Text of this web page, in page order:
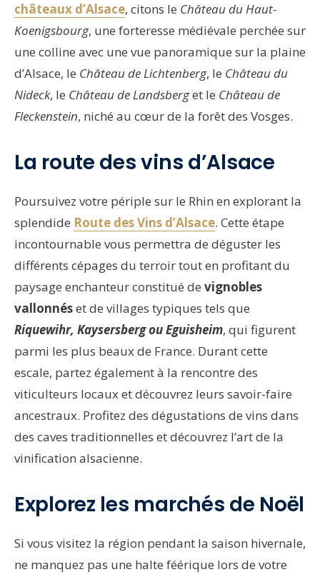
châteaux d’Alsace, citons le Château du Haut-
Koenigsbourg, une forteresse médiévale perchée sur
une colline avec une vue panoramique sur la plaine
d’Alsace, le Château de Lichtenberg, le Château du
Nideck, le Château de Landsberget le Château de
Fleckenstein, niché au cœur de la forêt des Vosges.
La route des vins d’Alsace
Poursuivez votre périple sur le Rhin en explorant la
splendide Route des Vins d’Alsace. Cette étape
incontournable vous permettra de déguster les
différents cépages du terroir tout en profitant du
paysage enchanteur constitué de vignobles
vallonnéset de villages typiques tels que
Riquewihr, Kaysersberg ou Eguisheim, qui figurent
parmi les plus beaux de France. Durant cette
escale, partez également à la rencontre des
viticulteurs locaux et découvrez leurs savoir-faire
ancestraux. Profitez des dégustations de vins dans
des caves traditionnelles et découvrez l’art de la
vinification alsacienne.
Explorez les marchés de Noël
Si vous visitez la région pendant la saison hivernale,
ne manquez pas une halte féérique lors de votre